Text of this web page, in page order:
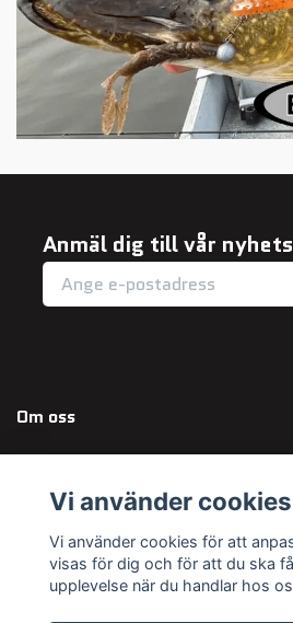
Anmäl dig till vår
Om oss
Sociala medier
Vi använder cookies
Vi använder cookies för att
visas för dig och för att du ska
upplevelse när du handlar hos